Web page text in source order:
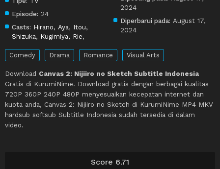
Score 6.71
Episode: 24
Casts: Hirano, Aya, Itou,
Shizuka, Kugimiya, Rie,
2024
Diperbarui pada: August 17,
2024
Comedy Drama Romance Visual Arts
Download Canvas 2: Nijiiro no Sketch Subtitle Indonesia
Gratis di KurumiNime. Download gratis dengan berbagai kualitas
720P 360P 240P 480P menyesuaikan kecepatan internet dan
kuota anda, Canvas 2: Nijiiro no Sketch di KurumiNime MP4 MKV
hardsub softsub Subtitle Indonesia sudah tersedia di dalam
video.